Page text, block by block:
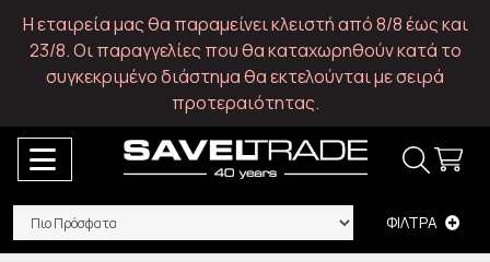
Η εταιρεία μας θα παραμείνει κλειστή από 8/8 έως και
23/8. Οι παραγγελίες που θα καταχωρηθούν κατά το
συγκεκριμένο διάστημα θα εκτελούνται με σειρά
προτεραιότητας.
ΦΙΛΤΡΑ